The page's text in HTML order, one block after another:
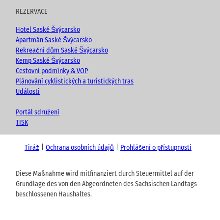
REZERVACE
Hotel Saské Švýcarsko
Apartmán Saské Švýcarsko
Rekreační dům Saské Švýcarsko
Kemp Saské Švýcarsko
Cestovní podmínky & VOP
Plánování cyklistických a turistických tras
Události
Portál sdružení
TISK
Tiráž Ochrana osobních údajů Prohlášení o přístupnosti
Diese Maßnahme wird mitfinanziert durch Steuermittel auf der
Grundlage des von den Abgeordneten des Sächsischen Landtags
beschlossenen Haushaltes.